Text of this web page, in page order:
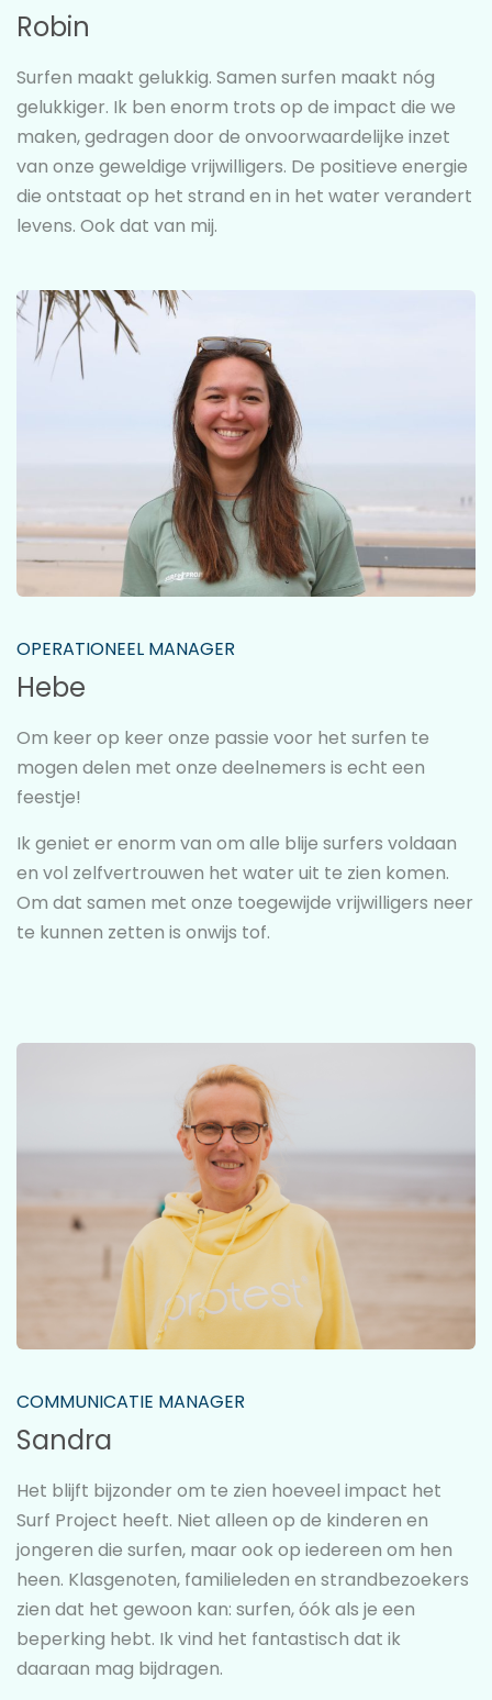
Robin
Surfen maakt gelukkig. Samen surfen maakt nóg
gelukkiger. Ik ben enorm trots op de impact die we
maken, gedragen door de onvoorwaardelijke inzet
van onze geweldige vrijwilligers. De positieve energie
die ontstaat op het strand en in het water verandert
levens. Ook dat van mij.
Hebe
OPERATIONEEL MANAGER
Om keer op keer onze passie voor het surfen te
mogen delen met onze deelnemers is echt een
feestje!
Ik geniet er enorm van om alle blije surfers voldaan
en vol zelfvertrouwen het water uit te zien komen.
Om dat samen met onze toegewijde vrijwilligers neer
te kunnen zetten is onwijs tof.
Sandra
COMMUNICATIE MANAGER
Het blijft bijzonder om te zien hoeveel impact het
Surf Project heeft. Niet alleen op de kinderen en
jongeren die surfen, maar ook op iedereen om hen
heen. Klasgenoten, familieleden en strandbezoekers
zien dat het gewoon kan: surfen, óók als je een
beperking hebt. Ik vind het fantastisch dat ik
daaraan mag bijdragen.